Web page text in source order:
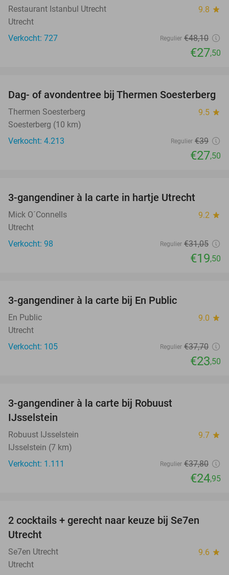
Restaurant Istanbul Utrecht 9.8 star
Utrecht
Verkocht: 727
Regulier €48,10
€27,50
29%
Dag- of avondentree bij Thermen Soesterberg
Thermen Soesterberg 9.5 star
Soesterberg (10 km)
Verkocht: 4.213
Regulier €39
€27,50
3-gangendiner à la carte in hartje Utrecht
Mick O´Connells 9.2 star
Utrecht
Verkocht: 98
Regulier €31,05
€19,50
3-gangendiner à la carte bij En Public
En Public 9.0 star
Utrecht
Verkocht: 105
Regulier €37,70
€23,50
3-gangendiner à la carte bij Robuust
IJsselstein
Robuust IJsselstein 9.7 star
IJsselstein (7 km)
Verkocht: 1.111
Regulier €37,80
€24,95
41%
2 cocktails + gerecht naar keuze bij Se7en
Utrecht
Se7en Utrecht 9.6 star
Utrecht